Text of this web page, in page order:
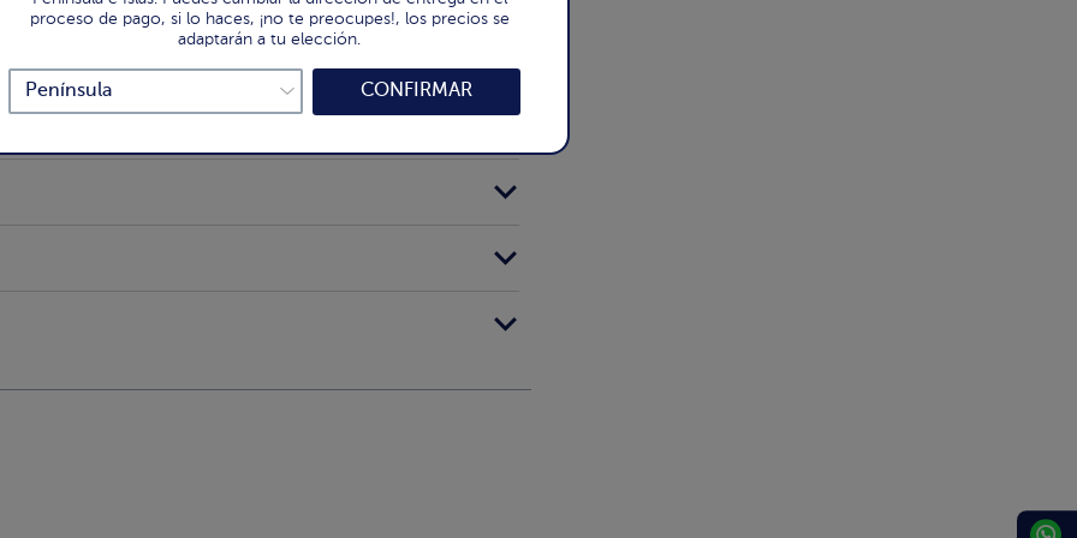
proceso de pago, si lo haces, ¡no te preocupes!, los precios se
adaptarán a tu elección.
CONFIRMAR